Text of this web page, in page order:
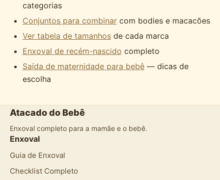
categorias
Conjuntos para combinarcom bodies e macacões
Ver tabela de tamanhosde cada marca
Enxoval de recém-nascido completo
Saída de maternidade para bebê— dicas de
escolha
Atacado do Bebê
Enxoval completo para a mamãe e o bebê.
Enxoval
Guia de Enxoval
Checklist Completo